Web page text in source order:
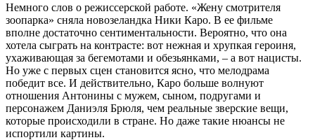
Немного слов о режиссерской работе. «Жену смотрителя
зоопарка» сняла новозеландка Ники Каро. В ее фильме
вполне достаточно сентиментальности. Вероятно, что она
хотела сыграть на контрасте: вот нежная и хрупкая героиня,
ухаживающая за бегемотами и обезьянками, – а вот нацисты.
Но уже с первых сцен становится ясно, что мелодрама
победит все. И действительно, Каро больше волнуют
отношения Антонины с мужем, сыном, подругами и
персонажем Даниэля Брюля, чем реальные зверские вещи,
которые происходили в стране. Но даже такие нюансы не
испортили картины.